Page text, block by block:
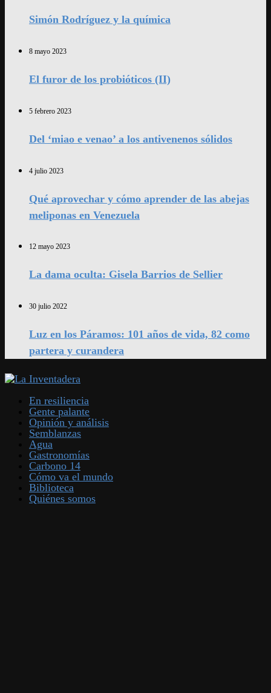
Simón Rodríguez y la química
8 mayo 2023
El furor de los probióticos (II)
5 febrero 2023
Del ‘miao e venao’ a los antivenenos sólidos
4 julio 2023
Qué aprovechar y cómo aprender de las abejas
meliponas en Venezuela
12 mayo 2023
La dama oculta: Gisela Barrios de Sellier
30 julio 2022
Luz en los Páramos: 101 años de vida, 82 como
partera y curandera
En resiliencia
Gente palante
Opinión y análisis
Semblanzas
Agua
Gastronomías
Carbono 14
Cómo va el mundo
Biblioteca
Quiénes somos